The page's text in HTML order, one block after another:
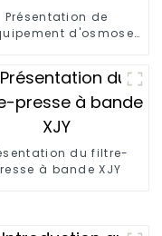
Présentation de
d'osmose
du filtre-
à bande XJY